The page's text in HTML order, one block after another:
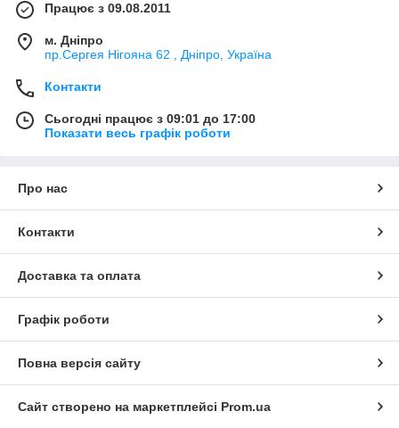
Працює з 09.08.2011
м. Дніпро
пр.Сергея Нігояна 62 , Дніпро, Україна
Контакти
Сьогодні працює з 09:01 до 17:00
Показати весь графік роботи
Про нас
Контакти
Доставка та оплата
Графік роботи
Повна версія сайту
Сайт створено на маркетплейсі Prom.ua